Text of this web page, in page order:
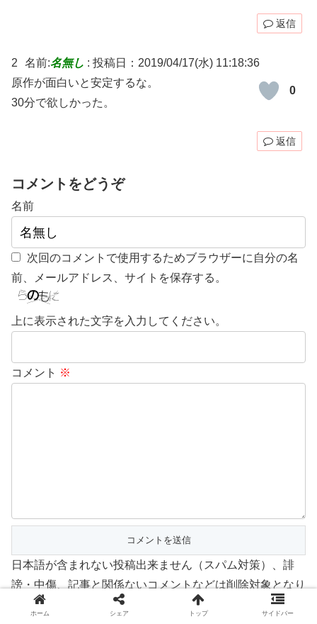
返信
2 名前:名無し : 投稿日：2019/04/17(水) 11:18:36
0
原作が面白いと安定するな。
30分で欲しかった。
返信
コメントをどうぞ
名前
次回のコメントで使用するためブラウザーに自分の名
前、メールアドレス、サイトを保存する。
上に表示された文字を入力してください。
コメント ※
日本語が含まれない投稿出来ません（スパム対策）、誹
謗・中傷、記事と関係ないコメントなどは削除対象となり
ますのでご注意ください。
ホーム シェア トップ サイドバー